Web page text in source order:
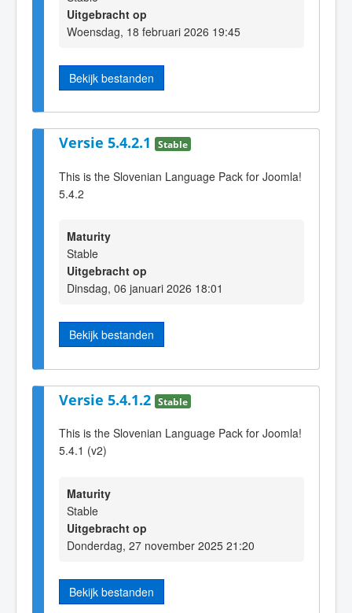
Uitgebracht op
Woensdag, 18 februari 2026 19:45
Bekijk bestanden
Versie 5.4.2.1 Stable
This is the Slovenian Language Pack for Joomla!
5.4.2
Maturity
Stable
Uitgebracht op
Dinsdag, 06 januari 2026 18:01
Bekijk bestanden
Versie 5.4.1.2 Stable
This is the Slovenian Language Pack for Joomla!
5.4.1 (v2)
Maturity
Stable
Uitgebracht op
Donderdag, 27 november 2025 21:20
Bekijk bestanden